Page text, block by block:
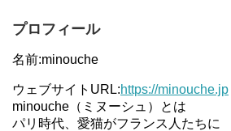
プロフィール
名前:minouche
ウェブサイトURL:https://minouche.jp
minouche（ミヌーシュ）とは
パリ時代、愛猫がフランス人たちに